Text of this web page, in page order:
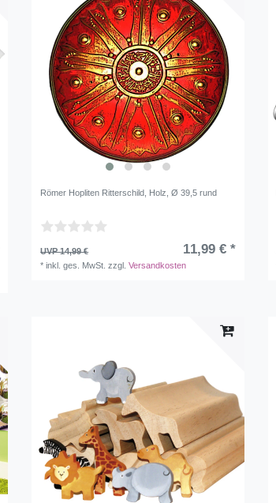
Römer Hopliten Ritterschild, Holz, Ø 39,5 rund
UVP 14,99 € 11,99 € *
*inkl. ges. MwSt. zzgl.Versandkosten